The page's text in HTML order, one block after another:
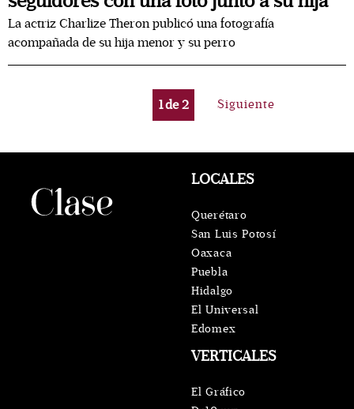
La actriz Charlize Theron publicó una fotografía
acompañada de su hija menor y su perro
1de2 Siguiente
VERTICALES
El Gráfico
LOCALES
Querétaro
San Luis Potosí
Oaxaca
Puebla
Hidalgo
El Universal
Edomex